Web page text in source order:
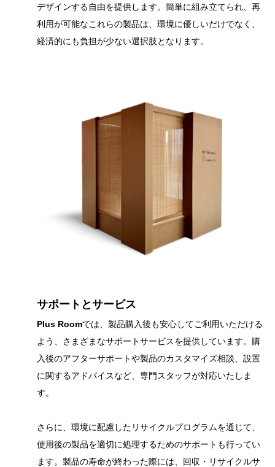
デザインする自由を提供します。簡単に組み立てられ、再
利用が可能なこれらの製品は、環境に優しいだけでなく、
経済的にも負担が少ない選択肢となります。
サポートとサービス
Plus Roomでは、製品購入後も安心してご利用いただける
よう、さまざまなサポートサービスを提供しています。購
入後のアフターサポートや製品のカスタマイズ相談、設置
に関するアドバイスなど、専門スタッフが対応いたしま
す。
さらに、環境に配慮したリサイクルプログラムを通じて、
使用後の製品を適切に処理するためのサポートも行ってい
ます。製品の寿命が終わった際には、回収・リサイクルサ